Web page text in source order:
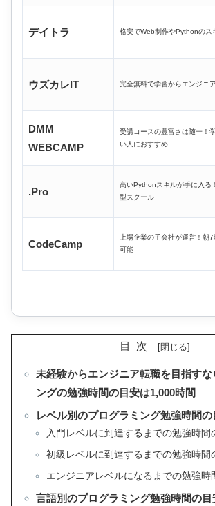
デイトラ 格安でWeb制作やPythonのス
ウズカレIT 完全無料で学習からエンジニ
DMM
WEBCAMP
受講コースの豊富さは随一！
い人におすすめ
.Pro
高いPythonスキルが手に入る
型スクール
CodeCamp
上場企業の子会社が運営！朝
可能
目次
未経験からエンジニア転職を目指すな
ングの勉強時間の目安は1,000時間
レベル別のプログラミング勉強時間の
入門レベルに到達するまでの勉強時間
初級レベルに到達するまでの勉強時間
エンジニアレベルになるまでの勉強時
言語別のプログラミング勉強時間の目